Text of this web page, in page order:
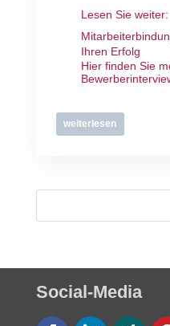
Lesen Sie weiter:
Ihren Erfolg
Hier finden Sie
weiterlesen
Social-Media